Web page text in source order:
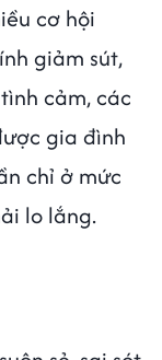
cơ hội
giảm sút,
cảm, các
gia đình
chỉ ở mức
lo lắng.